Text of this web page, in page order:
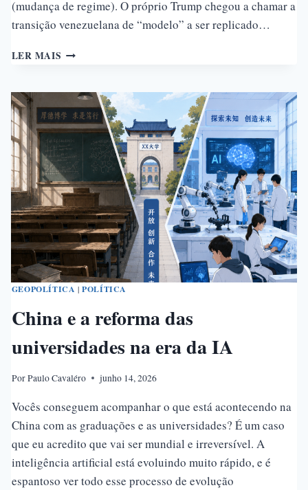
(mudança de regime). O próprio Trump chegou a chamar a
transição venezuelana de “modelo” a ser replicado…
LER MAIS VENEZUELA
O
TESTE
DA
MUDANÇA
DE
REGIME
GEOPOLÍTICA |POLÍTICA
China e a reforma das
universidades na era da IA
PorPaulo Cavaléro junho 14, 2026
Vocês conseguem acompanhar o que está acontecendo na
China com as graduações e as universidades? É um caso
que eu acredito que vai ser mundial e irreversível. A
inteligência artificial está evoluindo muito rápido, e é
espantoso ver todo esse processo de evolução